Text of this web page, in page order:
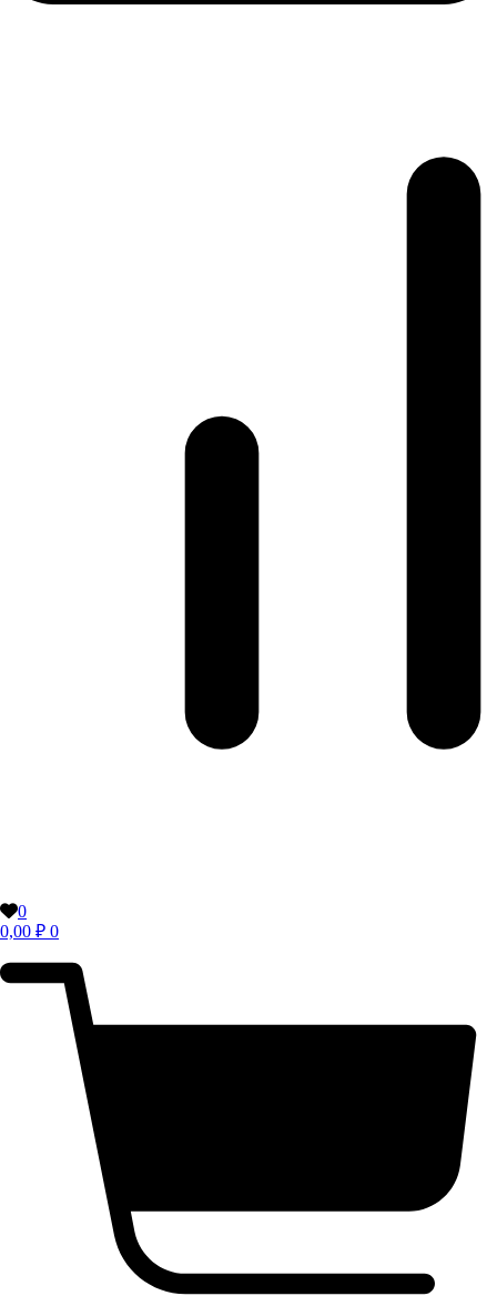
0
0,00 ₽ 0